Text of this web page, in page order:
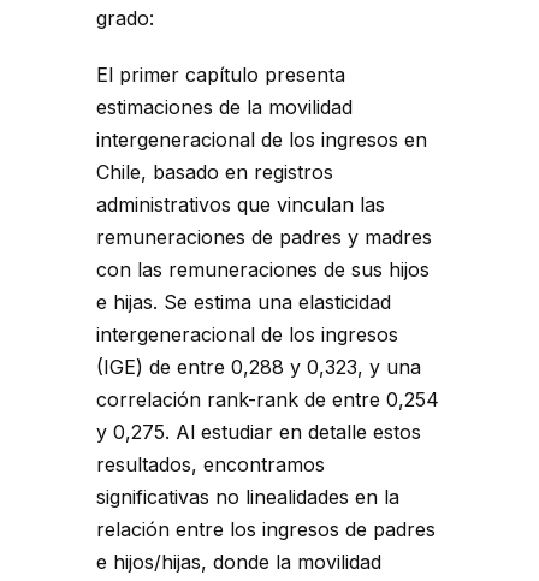
grado:
El primer capítulo presenta
estimaciones de la movilidad
intergeneracional de los ingresos en
Chile, basado en registros
administrativos que vinculan las
remuneraciones de padres y madres
con las remuneraciones de sus hijos
e hijas. Se estima una elasticidad
intergeneracional de los ingresos
(IGE) de entre 0,288 y 0,323, y una
correlación rank-rank de entre 0,254
y 0,275. Al estudiar en detalle estos
resultados, encontramos
significativas no linealidades en la
relación entre los ingresos de padres
e hijos/hijas, donde la movilidad